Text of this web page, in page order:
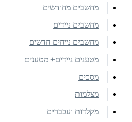
מחשבים מחודשים
מחשבים ניידים
מחשבים נייחים חדשים
מטענים ניידים+ מטענים
מסכים
מצלמות
מקלדות ועכברים